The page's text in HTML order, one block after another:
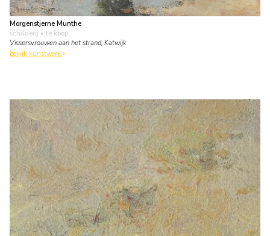
Morgenstjerne Munthe
schilderij • te koop
Vissersvrouwen aan het strand, Katwijk
bekijk kunstwerk